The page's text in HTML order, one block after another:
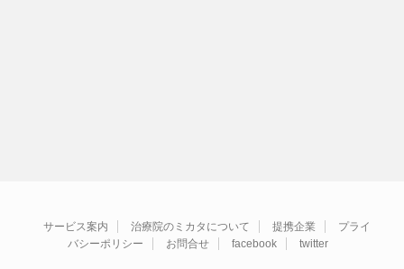
サービス案内 治療院のミカタについて 提携企業
プライ
バシーポリシー
お問合せ facebook twitter